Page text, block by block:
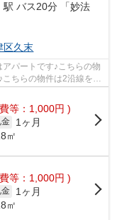
駅 バス20分 「妙法
区久末
パートです♪こちらの物
ちらの物件は2沿線を利
等：1,000円 )
1ヶ月
㎡
等：1,000円 )
1ヶ月
㎡